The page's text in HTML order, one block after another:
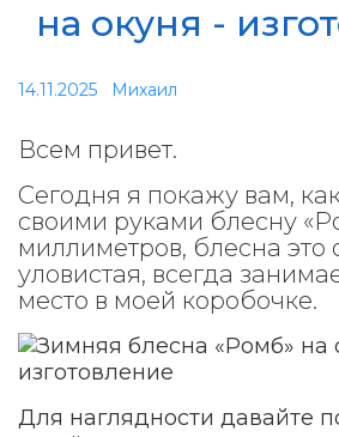
на окуня -
14.11.2025 Михаил
Всем привет.
Сегодня я покажу вам,
своими руками блесну
миллиметров, блесна это
уловистая, всегда
место в моей коробочке.
Для наглядности давайте